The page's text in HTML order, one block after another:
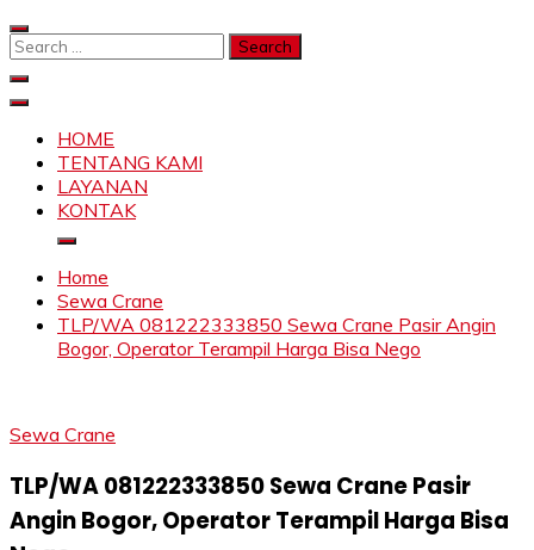
Skip
to
Search
SKYLIFTHOME
TENTANG KAMI
LAYANAN
KONTAK
Home
Sewa Crane
TLP/WA 081222333850 Sewa Crane Pasir Angin
Bogor, Operator Terampil Harga Bisa Nego
Sewa Crane
TLP/WA 081222333850 Sewa Crane Pasir
Angin Bogor, Operator Terampil Harga Bisa